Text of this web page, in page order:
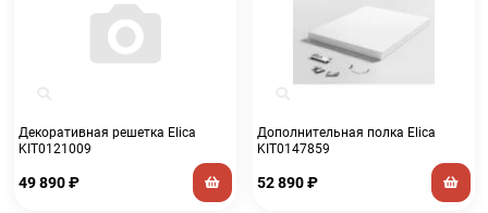
Декоративная решетка Elica
KIT0121009
49 890₽
Дополнительная полка Elica
KIT0147859
52 890₽